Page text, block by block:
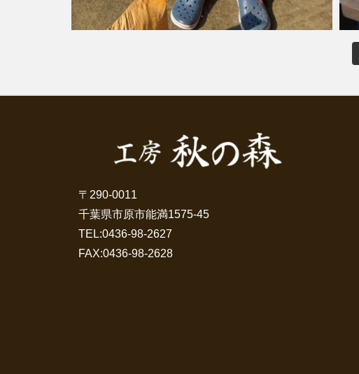
〒290-0011
千葉県市原市能満1575-45
TEL:0436-98-2627
FAX:0436-98-2628